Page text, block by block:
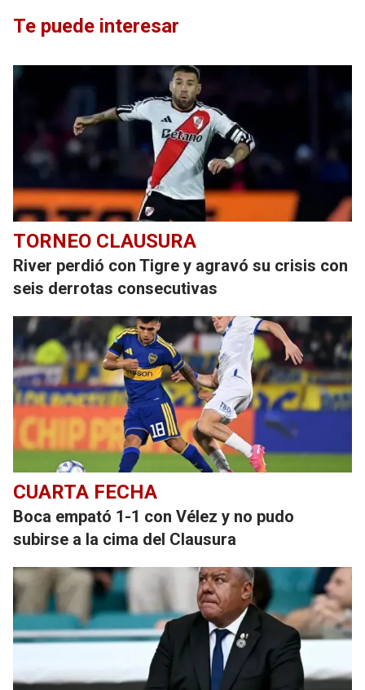
Te puede interesar
TORNEO CLAUSURA
River perdió con Tigre y agravó su crisis con
seis derrotas consecutivas
CUARTA FECHA
Boca empató 1-1 con Vélez y no pudo
subirse a la cima del Clausura